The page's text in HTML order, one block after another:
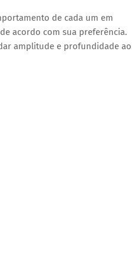
de cada um em
acordo com sua preferência.
amplitude e profundidade ao